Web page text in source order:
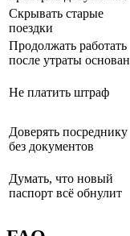
Скрывать старые
поездки
Продолжать работать
после утраты
Не платить штраф
Доверять посреднику
без документов
Думать, что новый
паспорт всё обнулит